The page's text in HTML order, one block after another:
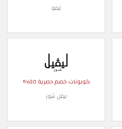
تيمو
كوبونات خصم حصرية 10%
ليفل شوز